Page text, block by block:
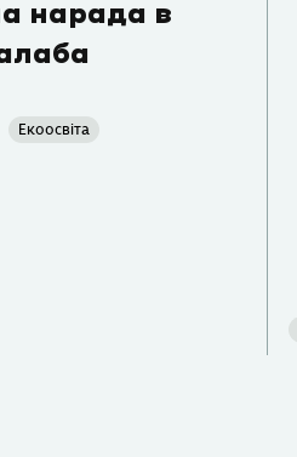
нарада в
Екоосвіта